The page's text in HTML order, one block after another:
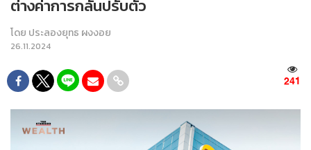
ต่างค่าการกลั่นปรับตัว
โดย ประลองยุทธ ผงงอย
26.11.2024
241